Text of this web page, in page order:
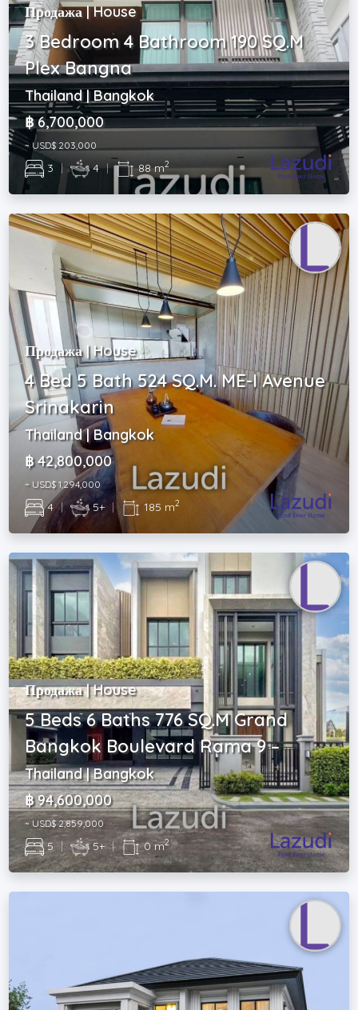
Продажа | House
3 Bedroom 4 Bathroom 190 SQ.M
Plex Bangna
Thailand | Bangkok
฿ 6,700,000
~ USD$ 203,000
3 | 4 | 88 m2
Продажа | House
4 Bed 5 Bath 524 SQ.M. ME-I Avenue
Srinakarin
Thailand | Bangkok
฿ 42,800,000
~ USD$ 1,294,000
4 | 5+ | 185 m2
Продажа | House
5 Beds 6 Baths 776 SQ.M Grand
Bangkok Boulevard Rama 9 –
Thailand | Bangkok
฿ 94,600,000
~ USD$ 2,859,000
5 | 5+ | 0 m2